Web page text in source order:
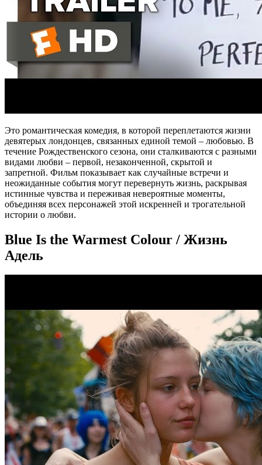
Это романтическая комедия, в которой переплетаются жизни
девятерых лондонцев, связанных единой темой – любовью. В
течение Рождественского сезона, они сталкиваются с разными
видами любви – первой, незаконченной, скрытой и
запретной. Фильм показывает как случайные встречи и
неожиданные события могут перевернуть жизнь, раскрывая
истинные чувства и переживая невероятные моменты,
объединяя всех персонажей этой искренней и трогательной
истории о любви.
Blue Is the Warmest Colour / Жизнь
Адель